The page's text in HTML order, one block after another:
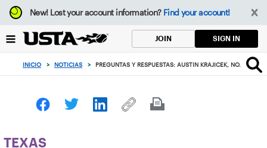
Enfoque
desde
botón
volver
principio
New!Lost your account information? Find your account!
JOIN SIGN IN
INICIO > NOTICIAS > PREGUNTAS Y RESPUESTAS: AUSTIN KRAJICEK, NO.
TEXAS